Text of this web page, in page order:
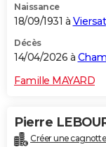
Naissance
18/09/1931 à Viersat
Décès
14/04/2026 à
Famille MAYARD
Pierre
Créer une